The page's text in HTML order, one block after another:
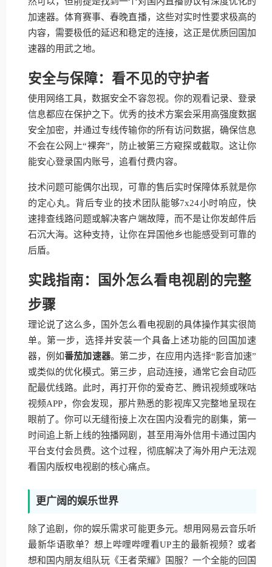
加速器。体育赛事、春晚直播，这些对实时性要求极高的
内容，需要极低的延迟和稳定的连接，这正是优质回国加
速器的用武之地。
安全与保障：看不见的守护者
使用网络工具，数据安全不容忽视。你的观看记录、登录
信息都应在保护之下。优秀的技术方案会采用高强度数据
安全加密，并通过专线传输你的所有访问数据，确保信息
不会在公网上“裸奔”，防止被第三方窥探或截取。这让你
能安心登录国内账号，追看付费内容。
技术问题可能偶尔出现，可靠的售后实时保障体系就是你
的定心丸。背后专业的技术团队能够7x24小时响应，快
速排查线路问题或解决客户端故障，而不是让你发邮件后
石沉大海。这种支持，让你在异国他乡也能感受到可靠的
后盾。
实践指南：国外怎么看电视剧的完整
步骤
理论说了这么多，国外怎么看电视剧的具体操作其实很简
单。第一步，选择并安装一个具备上述功能的回国加速
器，例如番茄加速器。第二步，在应用内选择“影音加速”
或类似的优化模式。第三步，启动连接，通常它会自动匹
配最优线路。此时，再打开你的爱奇艺、腾讯视频或咪咕
视频APP，你会发现，那片熟悉的影视库又完整地呈现在
眼前了。你可以无缝衔接上次在国内没看完的剧集，第一
时间追上新上线的独播网剧，甚至用海外信用卡通过国内
平台支付会员费。这个过程，彻底解决了海外用户无法观
看国内版权电视剧的核心痛点。
更广阔的娱乐世界
除了追剧，你的娱乐需求可能更多元。想用网易云音乐听
最新华语歌单？想上哔哩哔哩看UP主的最新视频？或者
想和国内朋友组队玩《王者荣耀》国服？一个全能的回国